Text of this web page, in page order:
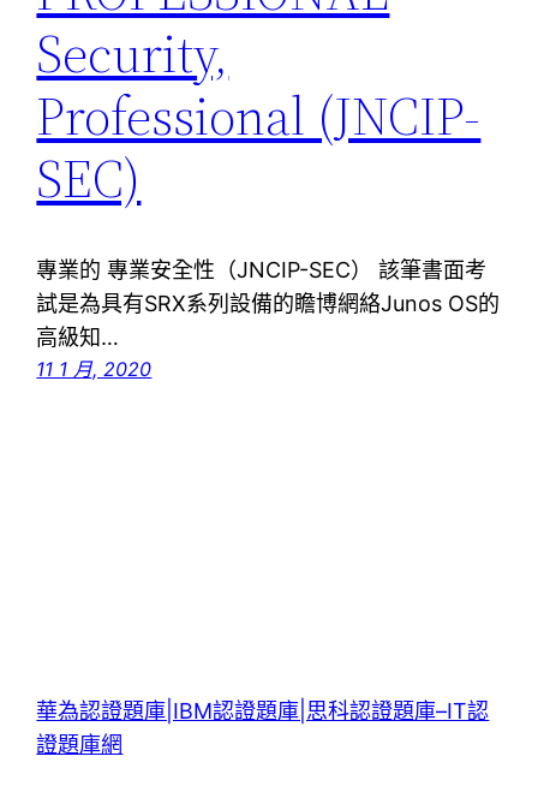
Security,
Professional (JNCIP-
SEC)
專業的 專業安全性（JNCIP-SEC） 該筆書面考
試是為具有SRX系列設備的瞻博網絡Junos OS的
高級知…
11 1 月, 2020
華為認證題庫|IBM認證題庫|思科認證題庫–IT認
證題庫網